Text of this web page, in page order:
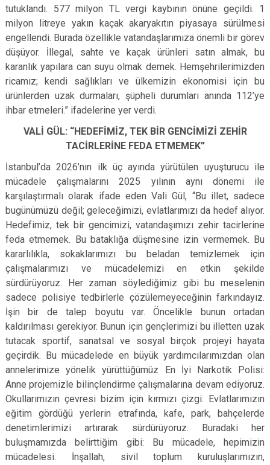
tutuklandı. 577 milyon TL vergi kaybının önüne geçildi. 1
milyon litreye yakın kaçak akaryakıtın piyasaya sürülmesi
engellendi. Burada özellikle vatandaşlarımıza önemli bir görev
düşüyor. İllegal, sahte ve kaçak ürünleri satın almak, bu
karanlık yapılara can suyu olmak demek. Hemşehrilerimizden
ricamız; kendi sağlıkları ve ülkemizin ekonomisi için bu
ürünlerden uzak durmaları, şüpheli durumları anında 112’ye
ihbar etmeleri.” ifadelerine yer verdi.
VALİ GÜL: “HEDEFİMİZ, TEK BİR GENCİMİZİ ZEHİR
TACİRLERİNE FEDA ETMEMEK”
İstanbul’da 2026’nın ilk üç ayında yürütülen uyuşturucu ile
mücadele çalışmalarını 2025 yılının aynı dönemi ile
karşılaştırmalı olarak ifade eden Vali Gül, “Bu illet, sadece
bugünümüzü değil; geleceğimizi, evlatlarımızı da hedef alıyor.
Hedefimiz, tek bir gencimizi, vatandaşımızı zehir tacirlerine
feda etmemek. Bu bataklığa düşmesine izin vermemek. Bu
kararlılıkla, sokaklarımızı bu beladan temizlemek için
çalışmalarımızı ve mücadelemizi en etkin şekilde
sürdürüyoruz. Her zaman söylediğimiz gibi bu meselenin
sadece polisiye tedbirlerle çözülemeyeceğinin farkındayız.
İşin bir de talep boyutu var. Öncelikle bunun ortadan
kaldırılması gerekiyor. Bunun için gençlerimizi bu illetten uzak
tutacak sportif, sanatsal ve sosyal birçok projeyi hayata
geçirdik. Bu mücadelede en büyük yardımcılarımızdan olan
annelerimize yönelik yürüttüğümüz En İyi Narkotik Polisi:
Anne projemizle bilinçlendirme çalışmalarına devam ediyoruz.
Okullarımızın çevresi bizim için kırmızı çizgi. Evlatlarımızın
eğitim gördüğü yerlerin etrafında, kafe, park, bahçelerde
denetimlerimizi artırarak sürdürüyoruz. Buradaki her
buluşmamızda belirttiğim gibi: Bu mücadele, hepimizin
mücadelesi. İnşallah, sivil toplum kuruluşlarımızın,